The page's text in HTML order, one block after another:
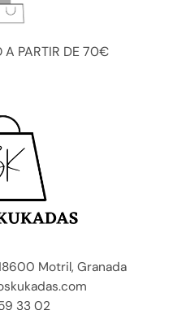
A PARTIR DE 70€
Motril, Granada
33 02